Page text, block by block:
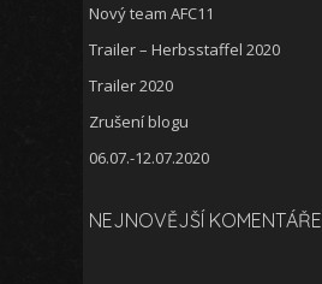
Nový team AFC11
Trailer – Herbsstaffel 2020
Trailer 2020
Zrušení blogu
06.07.-12.07.2020
NEJNOVĚJŠÍ KOMENTÁŘE